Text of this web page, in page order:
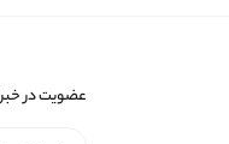
عضویت در